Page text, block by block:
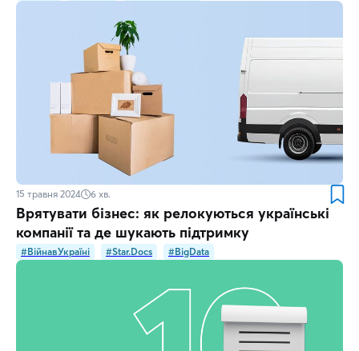
15 травня 2024 6 хв.
Врятувати бізнес: як релокуються українські
компанії та де шукають підтримку
#ВійнавУкраїні #Star.Docs #BigData